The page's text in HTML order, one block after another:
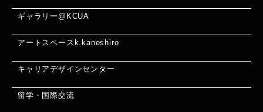
ギャラリー@KCUA
アートスペースk.kaneshiro
キャリアデザインセンター
留学・国際交流